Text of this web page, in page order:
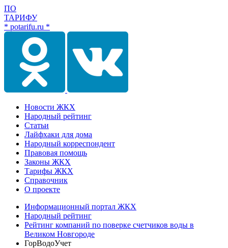
ПО
ТАРИФУ
* potarifu.ru *
Новости ЖКХ
Народный рейтинг
Статьи
Лайфхаки для дома
Народный корреспондент
Правовая помощь
Законы ЖКХ
Тарифы ЖКХ
Справочник
О проекте
Информационный портал ЖКХ
Народный рейтинг
Рейтинг компаний по поверке счетчиков воды в
Великом Новгороде
ГорВодоУчет